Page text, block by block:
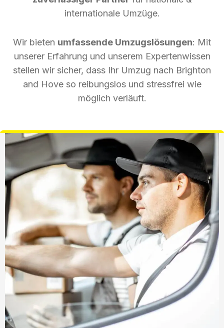
internationale Umzüge.
Wir bieten umfassende Umzugslösungen: Mit
unserer Erfahrung und unserem Expertenwissen
stellen wir sicher, dass Ihr Umzug nach Brighton
and Hove so reibungslos und stressfrei wie
möglich verläuft.